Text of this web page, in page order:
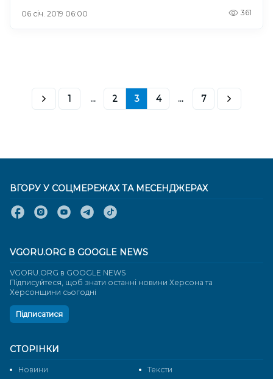
06 січ. 2019 06:00 361
1 ... 2 3 4 ... 7
СТОРІНКИ
Новини
Тексти
ВГОРУ У СОЦМЕРЕЖАХ ТА МЕСЕНДЖЕРАХ
VGORU.ORG В GOOGLE NEWS
VGORU.ORG в GOOGLE NEWS
Підписуйтеся, щоб знати останні новини Херсона та
Херсонщини сьогодні
Підписатися